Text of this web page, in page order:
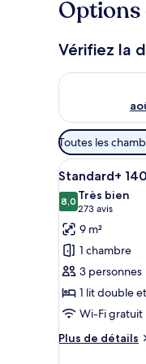
Options
Vérifiez la
Vérifier la
Filtres
disponibles
pour
les
chambres
Toutes les
Afficher
toutes
les
photos
pour
ce
type
de
chambre :
Standard+
4
Standard+
8,08,0 sur 10
Très bien
273 avis
(273 avis)
9 m²
1 chambre
3 personnes
1 lit double
Wi-Fi gratuit
Plus de détails
Plus